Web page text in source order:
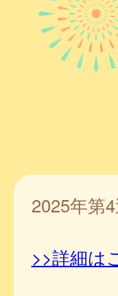
2025年第
>>詳細は